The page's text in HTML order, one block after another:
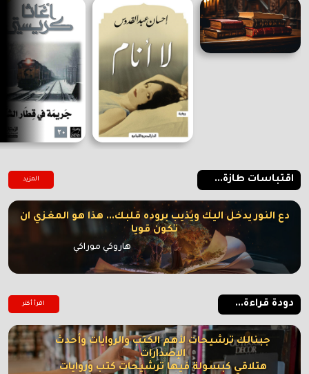
اقتباسات طازة... المزيد
دع النور يدخل اليك ويذيب بروده قلبك... هذا هو المغزي ان
تكون قويا
هاروكي موراكي
دودة قراءة... اقرأ أكتر
جبنالك ترشيحات لأهم الكتب والروايات وأحدث
الإصدارات
هتلاقي كبسولة فيها ترشيحات كتب وروايات